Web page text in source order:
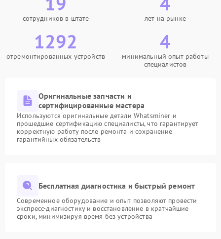
сотрудников в штате лет на рынке
1292
отремонтированных устройств
4
минимальный опыт работы
специалистов
Оригинальные запчасти и
сертифицированные мастера
Используются оригинальные детали Whatsminer и
прошедшие сертификацию специалисты, что гарантирует
корректную работу после ремонта и сохранение
гарантийных обязательств
Бесплатная диагностика и быстрый ремонт
Современное оборудование и опыт позволяют провести
экспресс-диагностику и восстановление в кратчайшие
сроки, минимизируя время без устройства